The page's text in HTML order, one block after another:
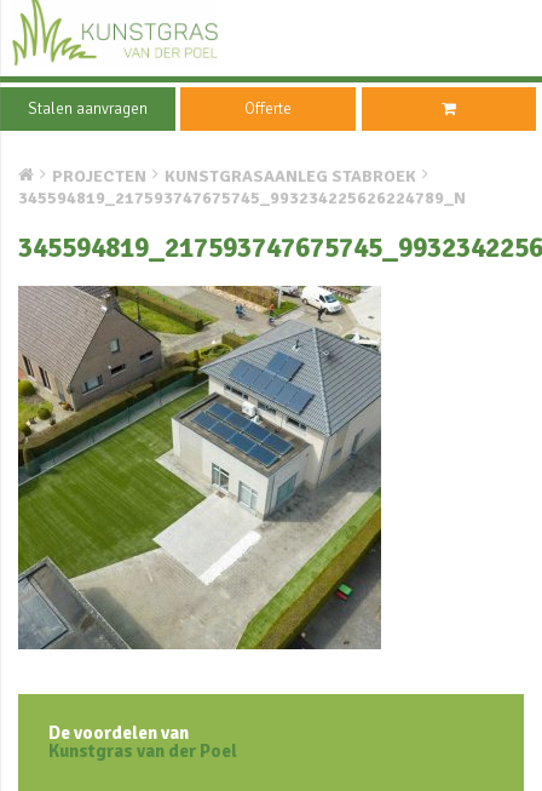
Stalen aanvragen Offerte
PROJECTEN
KUNSTGRASAANLEG STABROEK
345594819_217593747675745_993234225626224789_N
De voordelen van
Kunstgras van der Poel